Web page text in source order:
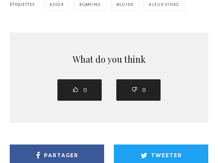
ÉTIQUETTES 2024 GAMING GUIDE JEUX VIDEO
What do you think
0 0
PARTAGER TWEETER